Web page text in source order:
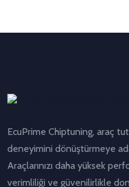
EcuPrime Chiptuning, araç
deneyimini dönüştürmeye
Araçlarınızı daha yüksek
verimliliği ve güvenilirlikle